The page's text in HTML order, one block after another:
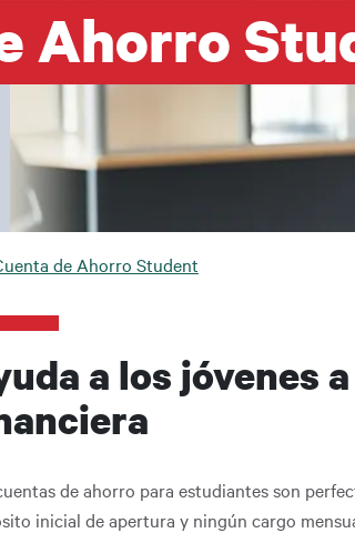
Ahorro
de ayuda a la
de Ahorro Student
a los jóvenes
de ahorro para estudiantes son
inicial de apertura y ningún cargo